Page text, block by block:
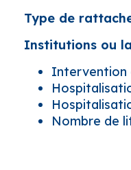
Type de
Institutions ou
Intervention
Nombre de